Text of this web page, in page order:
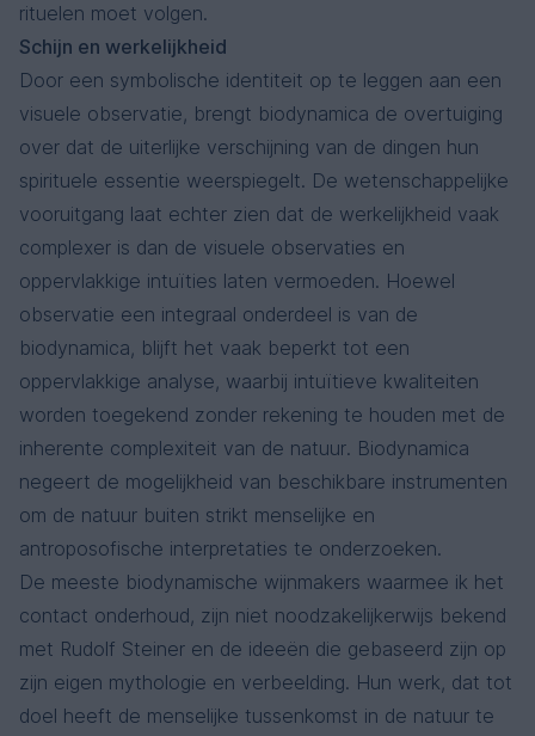
rituelen moet volgen.
Schijn en werkelijkheid
Door een symbolische identiteit op te leggen aan een
visuele observatie, brengt biodynamica de overtuiging
over dat de uiterlijke verschijning van de dingen hun
spirituele essentie weerspiegelt. De wetenschappelijke
vooruitgang laat echter zien dat de werkelijkheid vaak
complexer is dan de visuele observaties en
oppervlakkige intuïties laten vermoeden. Hoewel
observatie een integraal onderdeel is van de
biodynamica, blijft het vaak beperkt tot een
oppervlakkige analyse, waarbij intuïtieve kwaliteiten
worden toegekend zonder rekening te houden met de
inherente complexiteit van de natuur. Biodynamica
negeert de mogelijkheid van beschikbare instrumenten
om de natuur buiten strikt menselijke en
antroposofische interpretaties te onderzoeken.
De meeste biodynamische wijnmakers waarmee ik het
contact onderhoud, zijn niet noodzakelijkerwijs bekend
met Rudolf Steiner en de ideeën die gebaseerd zijn op
zijn eigen mythologie en verbeelding. Hun werk, dat tot
doel heeft de menselijke tussenkomst in de natuur te